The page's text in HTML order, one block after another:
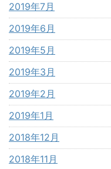
2019年7月
2019年6月
2019年5月
2019年3月
2019年2月
2019年1月
2018年12月
2018年11月